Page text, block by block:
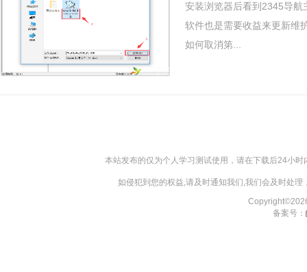
安装浏览器后看到2345导航
软件也是需要收益来更新维
如何取消第...
本站发布的仅为个人学习测试使用，请在下载后24小
如侵犯到您的权益,请及时通知我们,我们会及时处
备案号：